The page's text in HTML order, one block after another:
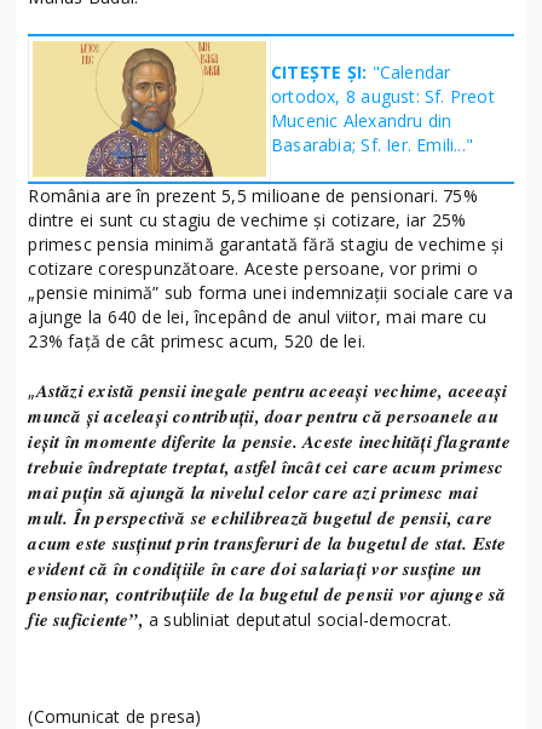
CITEȘTE ȘI: "Calendar
ortodox, 8 august: Sf. Preot
Mucenic Alexandru din
Basarabia; Sf. Ier. Emili..."
România are în prezent 5,5 milioane de pensionari. 75%
dintre ei sunt cu stagiu de vechime și cotizare, iar 25%
primesc pensia minimă garantată fără stagiu de vechime și
cotizare corespunzătoare. Aceste persoane, vor primi o
„pensie minimă” sub forma unei indemnizații sociale care va
ajunge la 640 de lei, începând de anul viitor, mai mare cu
23% față de cât primesc acum, 520 de lei.
„Astăzi există pensii inegale pentru aceeași vechime, aceeași
muncă și aceleași contribuții, doar pentru că persoanele au
ieșit în momente diferite la pensie. Aceste inechități flagrante
trebuie îndreptate treptat, astfel încât cei care acum primesc
mai puțin să ajungă la nivelul celor care azi primesc mai
mult. În perspectivă se echilibrează bugetul de pensii, care
acum este susținut prin transferuri de la bugetul de stat. Este
evident că în condițiile în care doi salariați vor susține un
pensionar, contribuțiile de la bugetul de pensii vor ajunge să
fie suficiente”, a subliniat deputatul social-democrat.
(Comunicat de presa)